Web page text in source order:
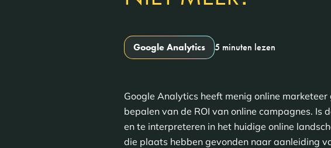
Google Analytics 5 minuten lezen
Google Analytics heeft menig online
bepalen van de ROI van online campagnes.
en te interpreteren in het huidige online
die plaats hebben gevonden naar aanleiding